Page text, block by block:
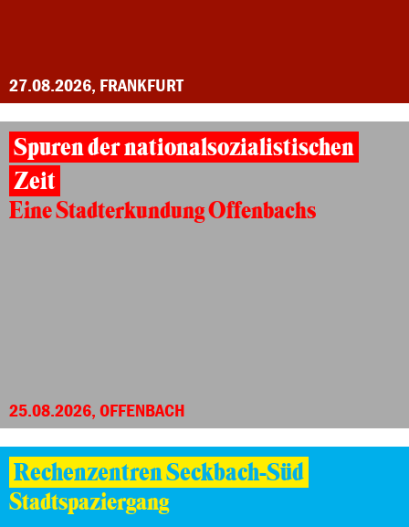
27.08.2026, FRANKFURT
Spuren der nationalsozialistischen
Zeit
Eine Stadterkundung Offenbachs
25.08.2026, OFFENBACH
Rechenzentren Seckbach-Süd
Stadtspaziergang